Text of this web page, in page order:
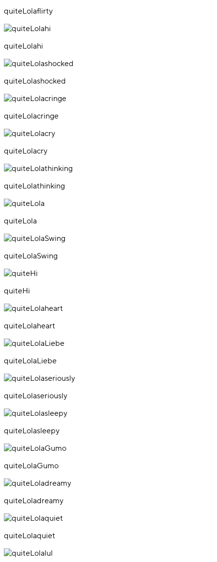
quiteLolaflirty
quiteLolahi
quiteLolashocked
quiteLolacringe
quiteLolacry
quiteLolathinking
quiteLola
quiteLolaSwing
quiteHi
quiteLolaheart
quiteLolaLiebe
quiteLolaseriously
quiteLolasleepy
quiteLolaGumo
quiteLoladreamy
quiteLolaquiet